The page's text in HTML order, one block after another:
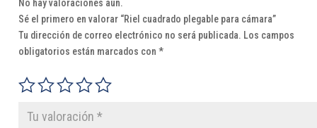
No hay valoraciones aún.
Sé el primero en valorar “Riel cuadrado plegable para cámara”
Tu dirección de correo electrónico no será publicada. Los campos
obligatorios están marcados con *